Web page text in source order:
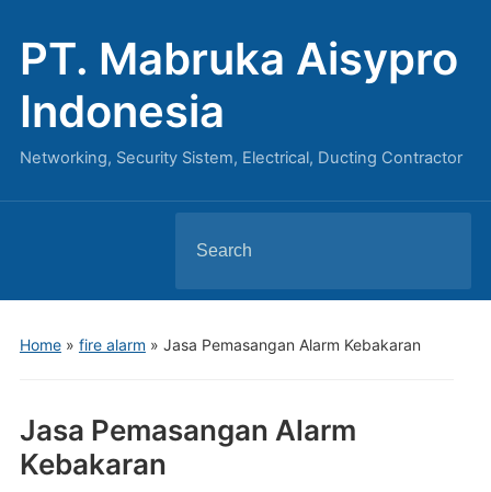
PT. Mabruka Aisypro
Indonesia
Networking, Security Sistem, Electrical, Ducting Contractor
for:
Home» fire alarm » Jasa Pemasangan Alarm Kebakaran
Jasa Pemasangan Alarm
Kebakaran